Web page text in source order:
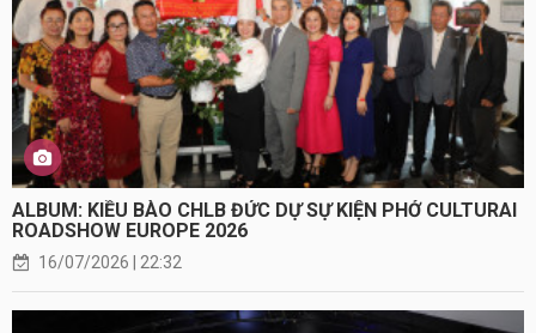
ALBUM: KIỀU BÀO CHLB ĐỨC DỰ SỰ KIỆN PHỞ CULTURAI
ROADSHOW EUROPE 2026
16/07/2026 | 22:32